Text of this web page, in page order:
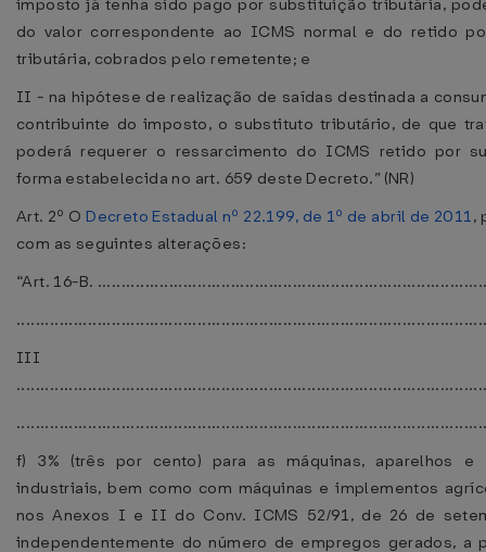
imposto já tenha sido pago por substituição tributária,
do valor correspondente ao ICMS normal e do retido
tributária, cobrados pelo remetente; e
II - na hipótese de realização de saídas destinada a
contribuinte do imposto, o substituto tributário, de que
poderá requerer o ressarcimento do ICMS retido por
forma estabelecida no art. 659 deste Decreto.” (NR)
Art. 2º O Decreto Estadual nº 22.199, de 1º de abril de 2011,
com as seguintes alterações:
“Art. 16-B.
III
f) 3% (três por cento) para as máquinas, aparelhos e
industriais, bem como com máquinas e implementos
nos Anexos I e II do Conv. ICMS 52/91, de 26 de
independentemente do número de empregos gerados, a